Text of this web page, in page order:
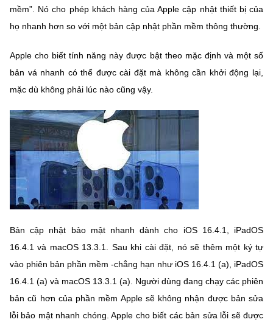
Bưu chính, Viễn thông
Tiêu chuẩn, đo lường, chất lượng
Tin tổng hợp
Tin địa phương
Văn bản chỉ đạo điều hành
THỐNG KÊ
Chuyển đổi số
Bưu chính, Viễn thông
Sở hữu trí tuệ
Tiêu chuẩn, đo lường, chất lượng
Multimedia
THƯ ĐIỆN TỬ
Khác
Videos
Infographic
Ảnh
Voice
Chọn ngôn ngữ
Vietnamese English
mềm”. Nó cho phép khách hàng của Apple cập nhật thiết bị của
họ nhanh hơn so với một bản cập nhật phần mềm thông thường.
Apple cho biết tính năng này được bật theo mặc định và một số
bản vá nhanh có thể được cài đặt mà không cần khởi động lại,
mặc dù không phải lúc nào cũng vậy.
Bản cập nhật bảo mật nhanh dành cho iOS 16.4.1, iPadOS
16.4.1 và macOS 13.3.1. Sau khi cài đặt, nó sẽ thêm một ký tự
vào phiên bản phần mềm -chẳng hạn như iOS 16.4.1 (a), iPadOS
16.4.1 (a) và macOS 13.3.1 (a). Người dùng đang chạy các phiên
bản cũ hơn của phần mềm Apple sẽ không nhận được bản sửa
lỗi bảo mật nhanh chóng. Apple cho biết các bản sửa lỗi sẽ được